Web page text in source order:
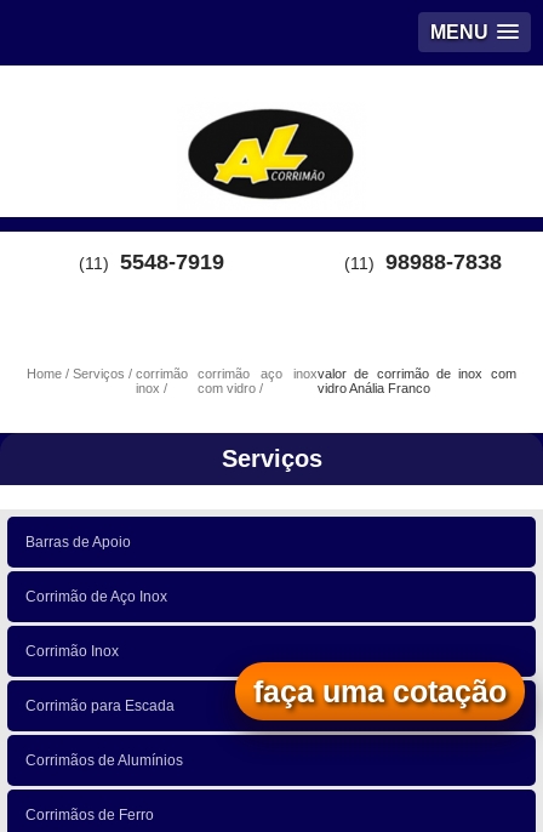
MENU
(11) 5548-7919 (11) 98988-7838
Home Serviços
corrimão
inox
corrimão aço inox
com vidro
valor de corrimão de inox com
vidro Anália Franco
Serviços
Barras de Apoio
Corrimão de Aço Inox
Corrimão Inox
Corrimão para Escada
Corrimãos de Alumínios
Corrimãos de Ferro
faça uma cotação